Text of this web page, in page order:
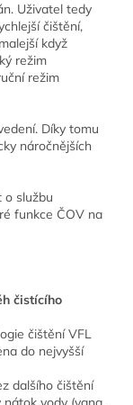
Uživatel tedy
čištění,
když
režim
režim
Díky tomu
náročnějších
o službu
funkce ČOV na
čistícího
čištění VFL
do nejvyšší
dalšího čištění